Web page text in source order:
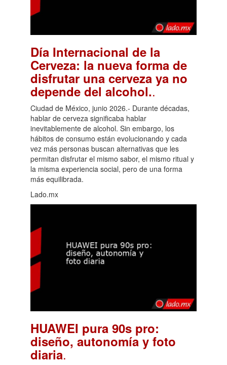
Día Internacional de la
Cerveza: la nueva forma de
disfrutar una cerveza ya no
depende del alcohol..
Ciudad de México, junio 2026.- Durante décadas,
hablar de cerveza significaba hablar
inevitablemente de alcohol. Sin embargo, los
hábitos de consumo están evolucionando y cada
vez más personas buscan alternativas que les
permitan disfrutar el mismo sabor, el mismo ritual y
la misma experiencia social, pero de una forma
más equilibrada.
Lado.mx
HUAWEI pura 90s pro:
diseño, autonomía y foto
diaria.